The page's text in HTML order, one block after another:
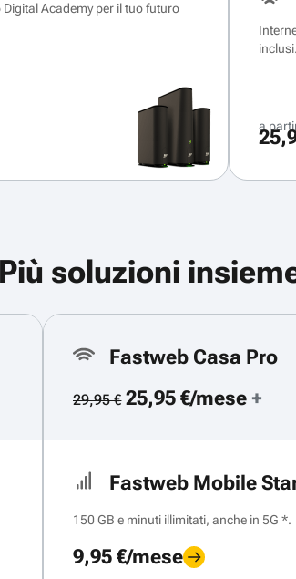
Academy per il tuo futuro
inclusi.
a
Più soluzioni
Fastweb Casa Pro
29,95 €25,95 €/mese +
Fastweb Mobile
150 GB e minuti illimitati, anche in 5G *.
9,95 €/mese